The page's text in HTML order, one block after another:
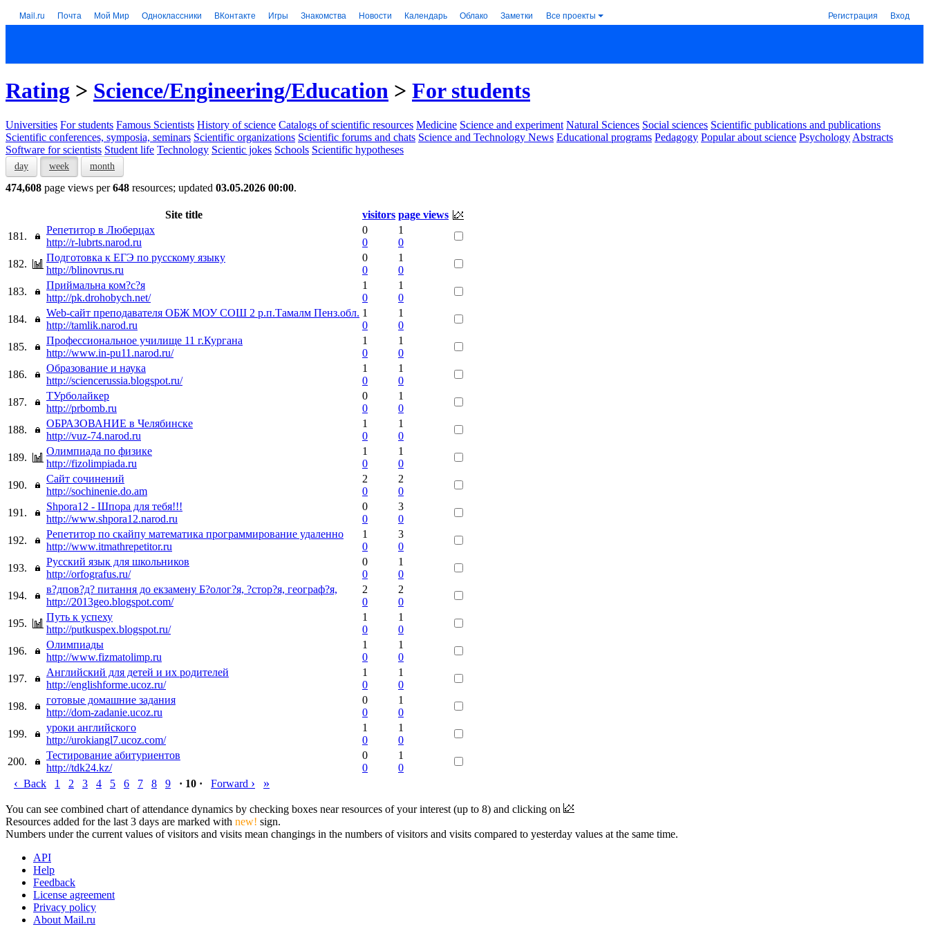
Mail.ru Почта Мой Мир Одноклассники ВКонтакте Игры Знакомства Новости Календарь Облако Заметки Все проекты Регистрация Вход
Rating > Science/Engineering/Education > For students
Universities For students Famous Scientists History of science Catalogs of scientific resources Medicine Science and experiment Natural Sciences Social sciences Scientific publications and publications
Scientific conferences, symposia, seminars Scientific organizations Scientific forums and chats Science and Technology News Educational programs Pedagogy Popular about science Psychology Abstracts
Software for scientists Student life Technology Scientic jokes Schools Scientific hypotheses
day week month
474,608 page views per648 resources; updated 03.05.2026 00:00.
Site title visitors page views
181.
Репетитор в Люберцах
http://r-lubrts.narod.ru
0
0
1
0
182.
Подготовка к ЕГЭ по русскому языку
http://blinovrus.ru
0
0
1
0
183.
Приймальна ком?с?я
http://pk.drohobych.net/
1
0
1
0
184.
Web-сайт преподавателя ОБЖ МОУ СОШ 2 р.п.Тамалм Пенз.обл.
http://tamlik.narod.ru
1
0
1
0
185.
Профессиональное училище 11 г.Кургана
http://www.in-pu11.narod.ru/
1
0
1
0
186.
Образование и наука
http://sciencerussia.blogspot.ru/
1
0
1
0
187.
ТУрболайкер
http://prbomb.ru
0
0
1
0
188.
ОБРАЗОВАНИЕ в Челябинске
http://vuz-74.narod.ru
1
0
1
0
189.
Олимпиада по физике
http://fizolimpiada.ru
1
0
1
0
190.
Сайт сочинений
http://sochinenie.do.am
2
0
2
0
191.
Shpora12 - Шпора для тебя!!!
http://www.shpora12.narod.ru
0
0
3
0
192.
Репетитор по скайпу математика программирование удаленно
http://www.itmathrepetitor.ru
1
0
3
0
193.
Русский язык для школьников
http://orfografus.ru/
0
0
1
0
194.
в?дпов?д? питання до екзамену Б?олог?я, ?стор?я, географ?я,
http://2013geo.blogspot.com/
2
0
2
0
195.
Путь к успеху
http://putkuspex.blogspot.ru/
1
0
1
0
196.
Олимпиады
http://www.fizmatolimp.ru
1
0
1
0
197.
Английский для детей и их родителей
http://englishforme.ucoz.ru/
1
0
1
0
198.
готовые домашние задания
http://dom-zadanie.ucoz.ru
0
0
1
0
199.
уроки английского
http://urokiangl7.ucoz.com/
1
0
1
0
200.
Тестирование абитуриентов
http://tdk24.kz/
0
0
1
0
‹ Back 1 2 3 4 5 6 7 8 9 · 10 · Forward › »
You can see combined chart of attendance dynamics by checking boxes near resources of your interest (up to 8) and clicking on
Resources added for the last 3 days are marked with new! sign.
Numbers under the current values of visitors and visits mean changings in the numbers of visitors and visits compared to yesterday values at the same time.
API
Help
Feedback
License agreement
Privacy policy
About Mail.ru